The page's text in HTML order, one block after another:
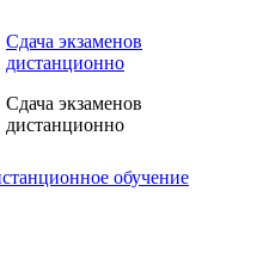
Сдача экзаменов
дистанционно
Сдача экзаменов
дистанционно
обучение